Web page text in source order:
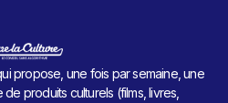
propose, une fois par semaine, une
produits culturels (films, livres,